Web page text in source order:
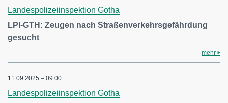
Landespolizeiinspektion Gotha
LPI-GTH: Zeugen nach Straßenverkehrsgefährdung
gesucht
mehr
11.09.2025 – 09:00
Landespolizeiinspektion Gotha